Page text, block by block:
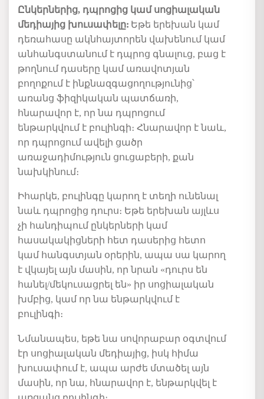
Ընկերներից, դպրոցից կամ սոցիալական
մեդիայից խուսափելը: Եթե երեխան կամ
դեռահասը ակնհայտորեն վախենում կամ
անհանգստանում է դպրոց գնալուց, բաց է
թողնում դասերը կամ առավոտյան
բողոքում է ինքնազգացողությունից՝
առանց ֆիզիկական պատճառի,
հնարավոր է, որ նա դպրոցում
ենթարկվում է բուլինգի։ Հնարավոր է նաև,
որ դպրոցում ավելի ցածր
առաջադիմություն ցուցաբերի, քան
նախկինում։
Իհարկե, բուլինգը կարող է տեղի ունենալ
նաև դպրոցից դուրս։ Եթե երեխան այլևս
չի հանդիպում ընկերների կամ
հասակակիցների հետ դասերից հետո
կամ հանգստյան օրերին, ապա սա կարող
է վկայել այն մասին, որ նրան «դուրս են
հանել/մեկուսացրել են» իր սոցիալական
խմբից, կամ որ նա ենթարկվում է
բուլինգի։
Նմանապես, եթե նա սովորաբար օգտվում
էր սոցիալական մեդիայից, իսկ հիմա
խուսափում է, ապա արժե մտածել այն
մասին, որ նա, հնարավոր է, ենթարկվել է